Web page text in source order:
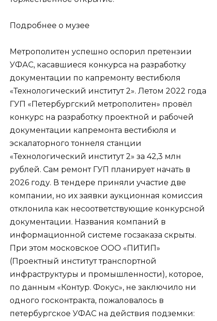
Подробнее о музее
Метрополитен успешно оспорил претензии
УФАС, касавшиеся конкурса на разработку
документации по капремонту вестибюля
«Технологический институт 2». Летом 2022 года
ГУП «Петербургский метрополитен» провёл
конкурс на разработку проектной и рабочей
документации капремонта вестибюля и
эскалаторного тоннеля станции
«Технологический институт 2» за 42,3 млн
рублей. Сам ремонт ГУП планирует начать в
2026 году. В тендере приняли участие две
компании, но их заявки аукционная комиссия
отклонила как несоответствующие конкурсной
документации. Названия компаний в
информационной системе госзаказа скрыты.
При этом московское ООО «ПИТИП»
(Проектный институт транспортной
инфраструктуры и промышленности), которое,
по данным «Контур. Фокус», не заключило ни
одного госконтракта, пожаловалось в
петербургское УФАС на действия подземки: